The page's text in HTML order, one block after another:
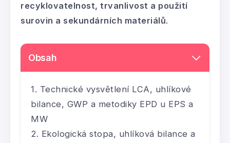
recyklovatelnost, trvanlivost a použití
surovin a sekundárních materiálů.
Obsah
Technické vysvětlení LCA, uhlíkové
bilance, GWP a metodiky EPD u EPS a
MW
Ekologická stopa, uhlíková bilance a